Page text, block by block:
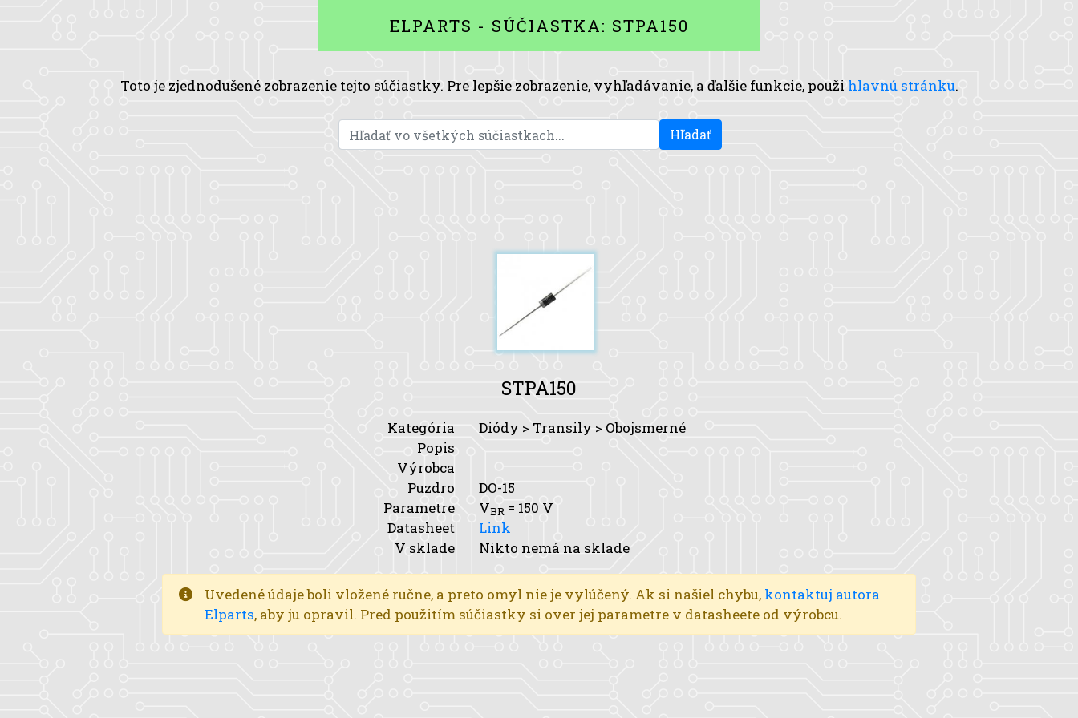
ELPARTS - SÚČIASTKA: STPA150
Toto je zjednodušené zobrazenie tejto súčiastky. Pre lepšie zobrazenie, vyhľadávanie, a ďalšie funkcie, použi hlavnú stránku.
Hľadať
STPA150
Kategória
Diódy > Transily > Obojsmerné
Popis
Výrobca
Puzdro
DO-15
Parametre
VBR = 150 V
Datasheet
Link
V sklade
Nikto nemá na sklade
Uvedené údaje boli vložené ručne, a preto omyl nie je vylúčený. Ak si našiel chybu, kontaktuj autora
Elparts, aby ju opravil. Pred použitím súčiastky si over jej parametre v datasheete od výrobcu.